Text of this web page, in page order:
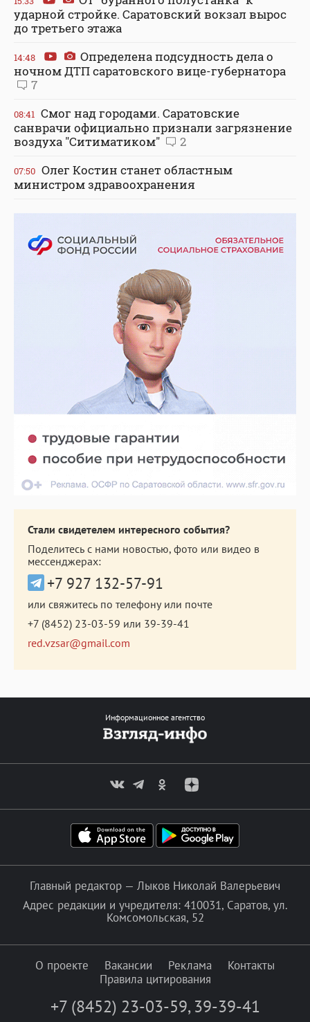
ударной стройке. Саратовский вокзал вырос
до третьего этажа
14:48
Определена подсудность дела о
ночном ДТП саратовского вице-губернатора
7
08:41 Смог над городами. Саратовские
санврачи официально признали загрязнение
воздуха "Ситиматиком"
2
07:50 Олег Костин станет областным
министром здравоохранения
Стали свидетелем интересного события?
Поделитесь с нами новостью, фото или видео в
мессенджерах:
+7 927 132-57-91
или свяжитесь по телефону или почте
+7 (8452) 23-03-59 или 39-39-41
red.vzsar@gmail.com
Информационное агентство
Главный редактор — Лыков Николай Валерьевич
Адрес редакции и учредителя: 410031, Саратов, ул.
Комсомольская, 52
О проекте Вакансии Реклама
Контакты
Правила цитирования
+7 (8452) 23-03-59, 39-39-41